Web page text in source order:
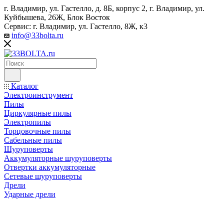
г. Владимир, ул. Гастелло, д. 8Б, корпус 2, г. Владимир, ул. ​
Куйбышева, 26Ж, Блок Восток
Сервис: г. Владимир, ул. Гастелло, 8Ж, к3
info@33bolta.ru
Каталог
Электроинструмент
Пилы
Циркулярные пилы
Электропилы
Торцовочные пилы
Сабельные пилы
Шуруповерты
Аккумуляторные шуруповерты
Отвертки аккумуляторные
Сетевые шуруповерты
Дрели
Ударные дрели